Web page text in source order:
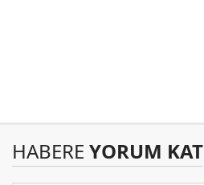
HABERE YORUM KAT